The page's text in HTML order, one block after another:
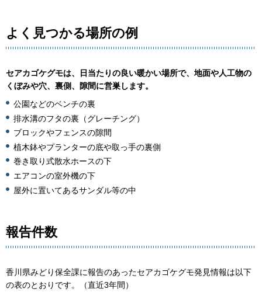
よく見つかる場所の例
セアカゴケグモは、日当たりの良い暖かい場所で、地面や人工物の
くぼみや穴、裏側、隙間に営巣します。
公園などのベンチの裏
排水溝のフタの裏（グレーチング）
ブロックやフェンスの隙間
植木鉢やプランターの底や取っ手の裏側
巻き取り式散水ホースの下
エアコンの室外機の下
屋外に置いてあるサンダル等の中
報告件数
香川県みどり保全課に報告のあったセアカゴケグモ発見情報は以下
の表のとおりです。（直近3年間）